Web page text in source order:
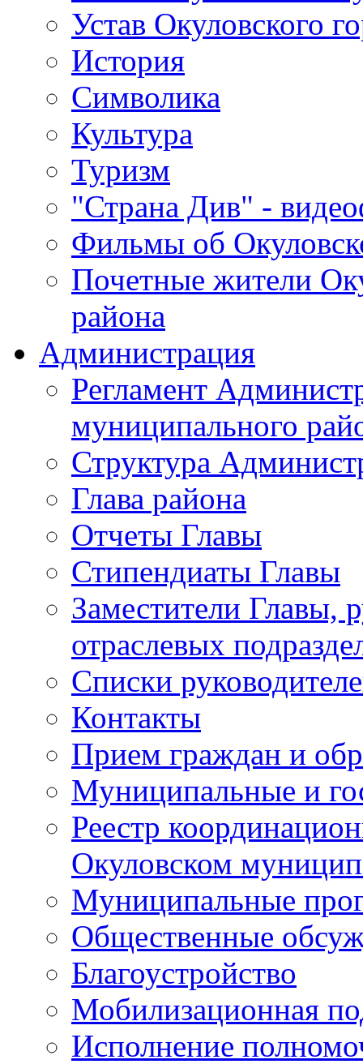
Устав Окуловского
История
Символика
Культура
Туризм
"Страна Див" -
Фильмы об
Почетные жители
района
Администрация
Регламент
муниципального
Структура
Глава района
Отчеты Главы
Стипендиаты Главы
Заместители Главы,
отраслевых
Списки
Контакты
Прием граждан и
Муниципальные и
Реестр
Окуловском
Муниципальные
Общественные
Благоустройство
Мобилизационная
Исполнение